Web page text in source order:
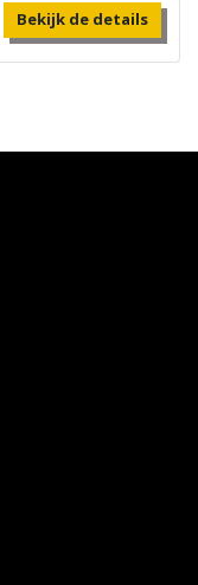
Bekijk de details